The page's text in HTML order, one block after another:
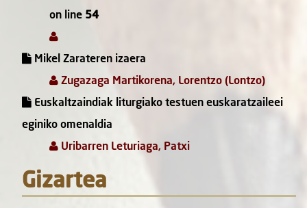
on line 54
Mikel Zarateren izaera
Zugazaga Martikorena, Lorentzo (Lontzo)
Euskaltzaindiak liturgiako testuen euskaratzaileei
eginiko omenaldia
Uribarren Leturiaga, Patxi
Gizartea